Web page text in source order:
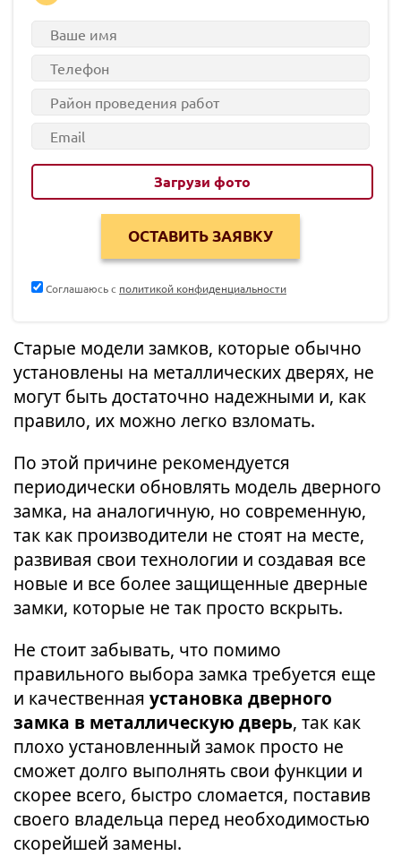
Старые модели замков, которые обычно
установлены на металлических дверях, не
могут быть достаточно надежными и, как
правило, их можно легко взломать.
По этой причине рекомендуется
периодически обновлять модель дверного
замка, на аналогичную, но современную,
так как производители не стоят на месте,
развивая свои технологии и создавая все
новые и все более защищенные дверные
замки, которые не так просто вскрыть.
Не стоит забывать, что помимо
правильного выбора замка требуется еще
и качественная установка дверного
замка в металлическую дверь, так как
плохо установленный замок просто не
сможет долго выполнять свои функции и
скорее всего, быстро сломается, поставив
своего владельца перед необходимостью
скорейшей замены.
Загрузи фото
Соглашаюсь с политикой конфиденциальности